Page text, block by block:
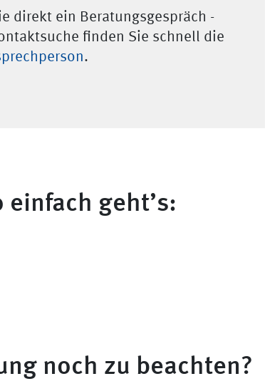
direkt ein Beratungsgespräch -
finden Sie schnell die
.
geht’s:
noch zu beachten?